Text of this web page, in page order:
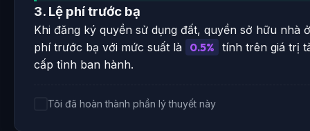
3. Lệ phí trước bạ
Khi đăng ký quyền sử dụng đất, quyền sở hữu nhà
phí trước bạ với mức suất là 0.5% tính trên giá trị
cấp tỉnh ban hành.
Tôi đã hoàn thành phần lý thuyết này